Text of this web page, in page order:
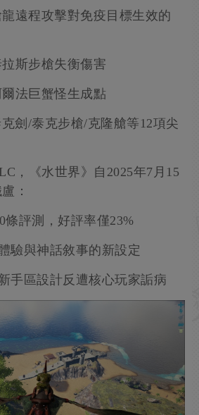
遠程攻擊對免疫目標生效的
斯步槍失衡傷害
法巨蟹怪生成點
劍/泰克步槍/克隆艙等12項尖
，《水世界》自2025年7月15
：
條評測，好評率僅23%
驗與神話敘事的新設定
手區設計反遭核心玩家詬病